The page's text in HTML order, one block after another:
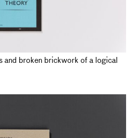
and broken brickwork of a logical